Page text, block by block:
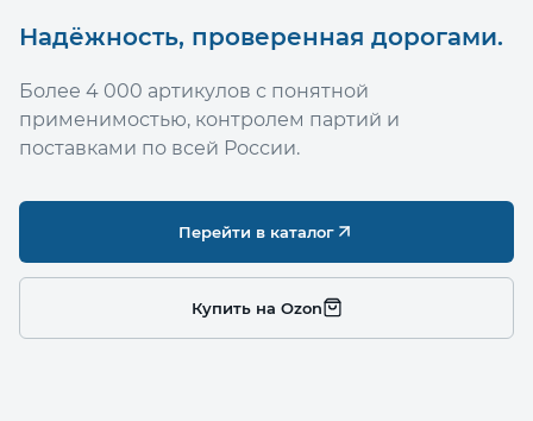
Надёжность, проверенная дорогами.
Более 4 000 артикулов с понятной
применимостью, контролем партий и
поставками по всей России.
Перейти в каталог
Купить на Ozon